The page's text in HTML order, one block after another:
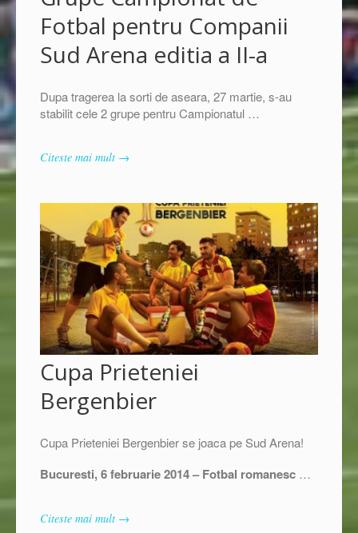
Fotbal pentru Companii
Sud Arena editia a II-a
Dupa tragerea la sorti de aseara, 27 martie, s-au
stabilit cele 2 grupe pentru Campionatul …
Citeste mai mult →
Cupa Prieteniei
Bergenbier
Cupa Prieteniei Bergenbier se joaca pe Sud Arena!
Bucuresti, 6 februarie 2014 – Fotbal romanesc …
Citeste mai mult →